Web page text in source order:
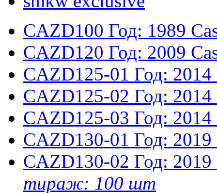
CAZD100 Год: 1989
CAZD120 Год: 2009
CAZD125-01 Год: 2014
CAZD125-02 Год: 2014
CAZD125-03 Год: 2014
CAZD130-01 Год: 2019
CAZD130-02 Год: 2019
тираж: 100 шт